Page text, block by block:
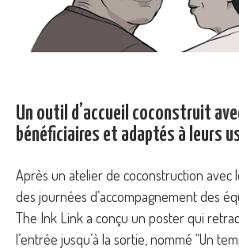
Un outil d’accueil coconstruit
bénéficiaires et adaptés à leurs
Après un atelier de coconstruction avec
des journées d’accompagnement des
The Ink Link a conçu un poster qui
l’entrée jusqu’à la sortie, nommé “Un